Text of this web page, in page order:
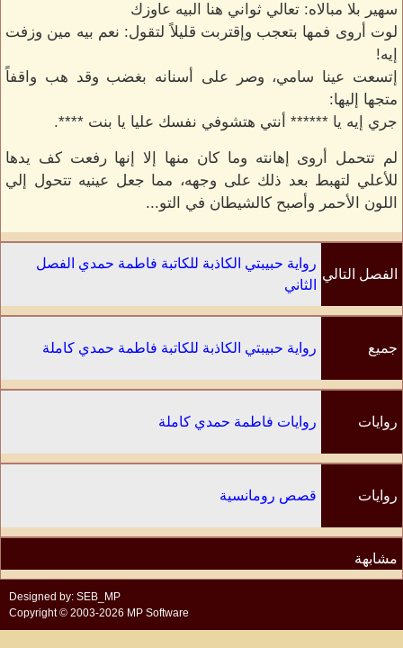
سهير بلا مبالاه: تعالي ثواني هنا البيه عاوزك
لوت أروى فمها بتعجب وإقتربت قليلاً لتقول: نعم بيه مين وزفت
إيه!
إتسعت عينا سامي، وصر على أسنانه بغضب وقد هب واقفاً
متجها إليها:
جري إيه يا ****** أنتي هتشوفي نفسك عليا يا بنت ****.
لم تتحمل أروى إهانته وما كان منها إلا إنها رفعت كف يدها
للأعلي لتهبط بعد ذلك على وجهه، مما جعل عينيه تتحول إلي
اللون الأحمر وأصبح كالشيطان في التو...
الفصل التالي
رواية حبيبتي الكاذبة للكاتبة فاطمة حمدي الفصل
الثاني
جميع رواية حبيبتي الكاذبة للكاتبة فاطمة حمدي كاملة
روايات روايات فاطمة حمدي كاملة
روايات
مشابهة
قصص رومانسية
Designed by: SEB_MP
Copyright © 2003-2026 MP Software